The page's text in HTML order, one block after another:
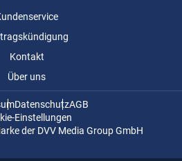
Kontakt
Über uns
DatenschutzAGB
Einstellungen
der DVV Media Group GmbH